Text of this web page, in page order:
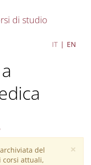
di studio
IT EN
delle
×
del
corsi attuali,